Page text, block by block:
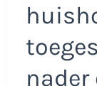
nader